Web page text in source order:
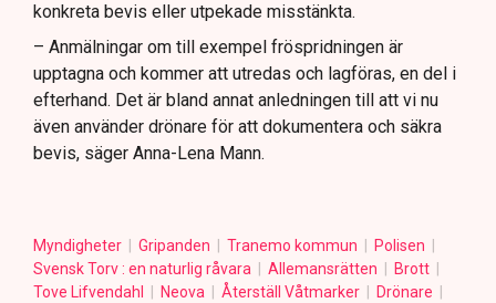
konkreta bevis eller utpekade misstänkta.
– Anmälningar om till exempel fröspridningen är
upptagna och kommer att utredas och lagföras, en del i
efterhand. Det är bland annat anledningen till att vi nu
även använder drönare för att dokumentera och säkra
bevis, säger Anna-Lena Mann.
Myndigheter Gripanden Tranemo kommun
Polisen
Svensk Torv : en naturlig råvara
Allemansrätten
Brott
Tove Lifvendahl
Neova Återställ Våtmarker
Drönare